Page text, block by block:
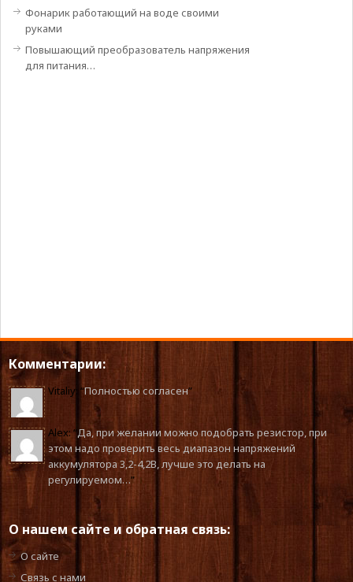
Фонарик работающий на воде своими
руками
Повышающий преобразователь напряжения
для питания…
Комментарии:
Vitaliy : “Полностью согласен”
Alex: “Да, при желании можно подобрать резистор, при
этом надо проверить весь диапазон напряжений
аккумулятора 3,2-4,2В, лучше это делать на
регулируемом…”
О нашем сайте и обратная связь:
О сайте
Связь с нами